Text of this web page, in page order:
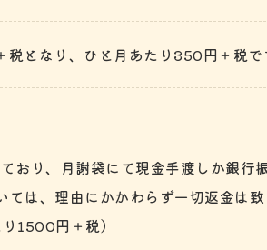
となり、ひと月あたり350円＋税で
り、月謝袋にて現金手渡しか銀行
は、理由にかかわらず一切返金は致
1500円＋税）